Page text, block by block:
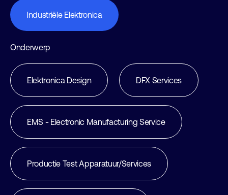
Industriële Elektronica
Onderwerp
Elektronica Design DFX Services
EMS - Electronic Manufacturing Service
Productie Test Apparatuur/Services